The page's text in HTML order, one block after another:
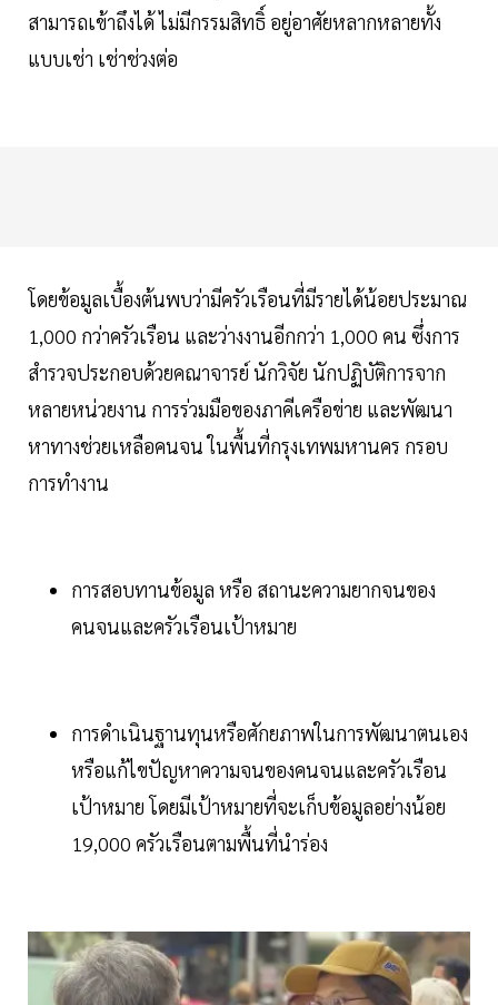
สามารถเข้าถึงได้ ไม่มีกรรมสิทธิ์ อยู่อาศัยหลากหลายทั้ง
แบบเช่า เช่าช่วงต่อ
โดยข้อมูลเบื้องต้นพบว่ามีครัวเรือนที่มีรายได้น้อยประมาณ
1,000 กว่าครัวเรือน และว่างงานอีกกว่า 1,000 คน ซึ่งการ
สำรวจประกอบด้วยคณาจารย์ นักวิจัย นักปฏิบัติการจาก
หลายหน่วยงาน การร่วมมือของภาคีเครือข่าย และพัฒนา
หาทางช่วยเหลือคนจน ในพื้นที่กรุงเทพมหานคร กรอบ
การทำงาน
การสอบทานข้อมูล หรือ สถานะความยากจนของ
คนจนและครัวเรือนเป้าหมาย
การดำเนินฐานทุนหรือศักยภาพในการพัฒนาตนเอง
หรือแก้ไขปัญหาความจนของคนจนและครัวเรือน
เป้าหมาย โดยมีเป้าหมายที่จะเก็บข้อมูลอย่างน้อย
19,000 ครัวเรือนตามพื้นที่นำร่อง